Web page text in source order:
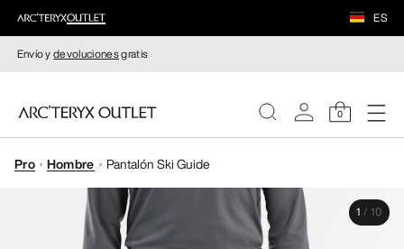
ES
Envío ydevolucionesgratis
0
MUJERE
HOMBRE
Pro Hombre Pantalón Ski Guide
1 / 10